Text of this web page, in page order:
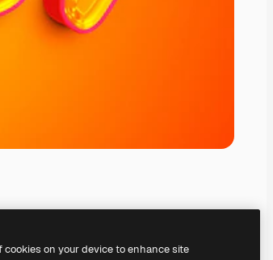
on your device to enhance site